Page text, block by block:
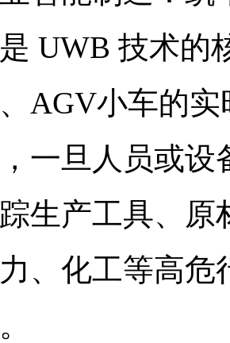
UWB 技术的
AGV小车的
一旦人员或
生产工具、
、化工等高